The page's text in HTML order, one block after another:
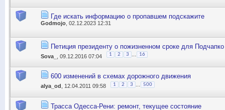
Где искать информацию о пропавшем подскажите
Godmojo , 02.12.2023 12:31
Петиция президенту о пожизненном сроке для
Sova_ , 09.12.2016 07:04 1 2 3 16
600 изменений в схемах дорожного движения
alya_od , 12.04.2011 09:58 1 2 3 500
Трасса Одесса-Рени: ремонт, текущее состояние